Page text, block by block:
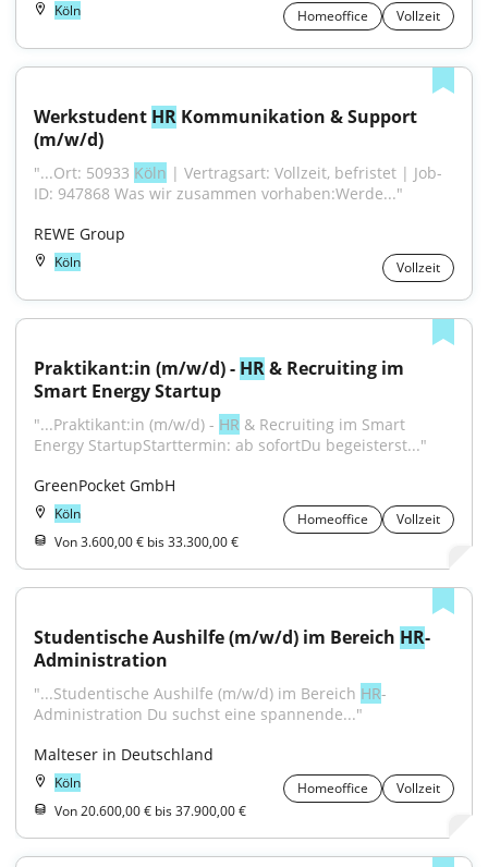
Köln Homeoffice Vollzeit
Werkstudent HR Kommunikation & Support
(m/w/d)
"...Ort: 50933 Köln | Vertragsart: Vollzeit, befristet | Job-
ID: 947868 Was wir zusammen vorhaben:Werde..."
REWE Group
Köln Vollzeit
Praktikant:in (m/w/d) - HR & Recruiting im
Smart Energy Startup
"...Praktikant:in (m/w/d) - HR & Recruiting im Smart
Energy StartupStarttermin: ab sofortDu begeisterst..."
GreenPocket GmbH
Köln Homeoffice
Vollzeit
Von 3.600,00 € bis 33.300,00 €
Studentische Aushilfe (m/w/d) im Bereich HR-
Administration
"...Studentische Aushilfe (m/w/d) im Bereich HR-
Administration Du suchst eine spannende..."
Malteser in Deutschland
Köln Homeoffice
Vollzeit
Von 20.600,00 € bis 37.900,00 €